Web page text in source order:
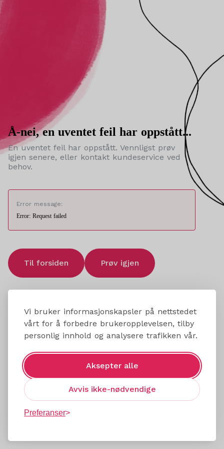
Vi bruker informasjonskapsler på nettstedet
vårt for å forbedre brukeropplevelsen, tilby
personlig innhold og analysere trafikken vår.
Aksepter alle
Avvis ikke-nødvendige
Preferanser
Å-nei, en uventet feil har oppstått...
En uventet feil har oppstått. Vennligst prøv
igjen senere, eller kontakt kundeservice ved
behov.
Error message:
Error: Request failed
Til forsiden Prøv igjen